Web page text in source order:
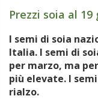
Prezzi soia al 19
I semi di soia
Italia. I semi di
per marzo, ma
più elevate. I
rialzo.